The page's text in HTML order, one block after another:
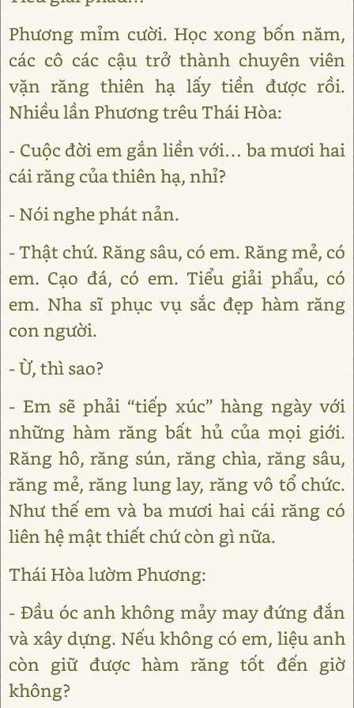
Phương mỉm cười. Học xong bốn năm,
các cô các cậu trở thành chuyên viên
vặn răng thiên hạ lấy tiền được rồi.
Nhiều lần Phương trêu Thái Hòa:
- Cuộc đời em gắn liền với… ba mươi hai
cái răng của thiên hạ, nhỉ?
- Nói nghe phát nản.
- Thật chứ. Răng sâu, có em. Răng mẻ, có
em. Cạo đá, có em. Tiểu giải phẩu, có
em. Nha sĩ phục vụ sắc đẹp hàm răng
con người.
- Ừ, thì sao?
- Em sẽ phải “tiếp xúc” hàng ngày với
những hàm răng bất hủ của mọi giới.
Răng hô, răng sún, răng chìa, răng sâu,
răng mẻ, răng lung lay, răng vô tổ chức.
Như thế em và ba mươi hai cái răng có
liên hệ mật thiết chứ còn gì nữa.
Thái Hòa lườm Phương:
- Đầu óc anh không mảy may đứng đắn
và xây dựng. Nếu không có em, liệu anh
còn giữ được hàm răng tốt đến giờ
không?